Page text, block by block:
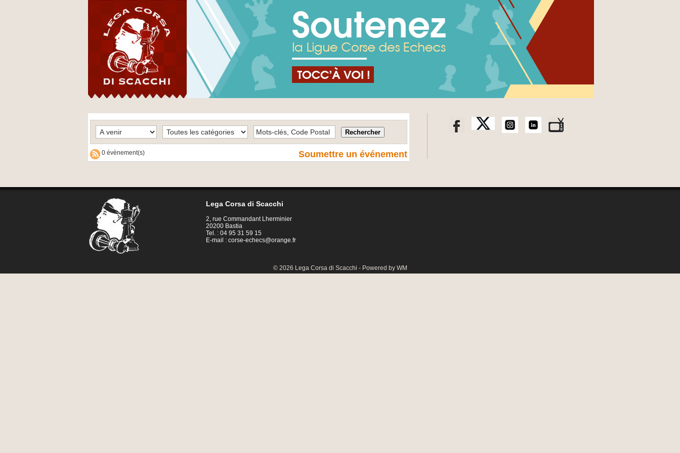
0 évènement(s) Soumettre un événement
Lega Corsa di Scacchi
2, rue Commandant Lherminier
20200 Bastia
Tel. : 04 95 31 59 15
E-mail : corse-echecs@orange.fr
© 2026 Lega Corsa di Scacchi - Powered by WM